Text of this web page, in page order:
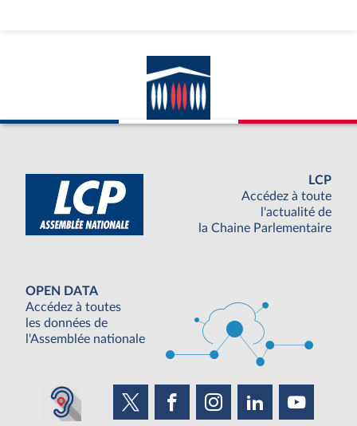
LCP
Accédez à toute
l'actualité de
la Chaine Parlementaire
OPEN DATA
Accédez à toutes
les données de
l'Assemblée nationale